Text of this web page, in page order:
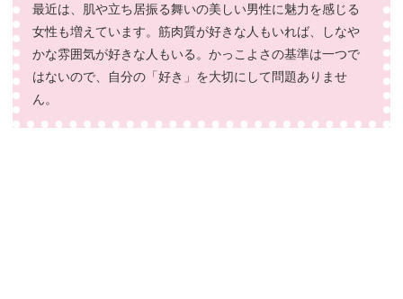
最近は、肌や立ち居振る舞いの美しい男性に魅力を感じる
女性も増えています。筋肉質が好きな人もいれば、しなや
かな雰囲気が好きな人もいる。かっこよさの基準は一つで
はないので、自分の「好き」を大切にして問題ありませ
ん。